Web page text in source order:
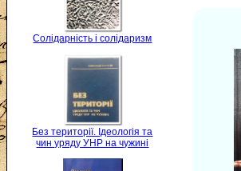
Солідарність і солідаризм
Без території. Ідеологія та
чин уряду УНР на чужині